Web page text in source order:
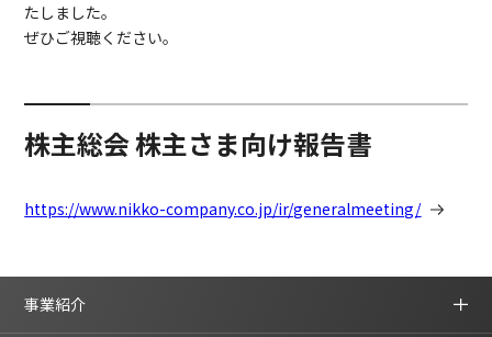
たしました。
ぜひご視聴ください。
株主総会 株主さま向け報告書
https://www.nikko-company.co.jp/ir/generalmeeting/
事業紹介